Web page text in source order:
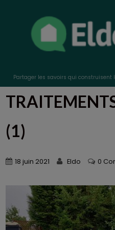
Partager les savoirs qui construisent
(1)
18 juin 2021 Eldo 0